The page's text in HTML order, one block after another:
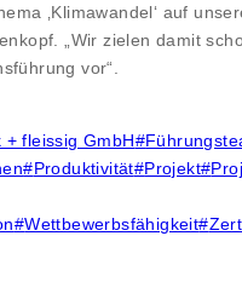
‚Klimawandel‘ auf
„Wir zielen damit
vor“.
+ fleissig GmbH#
#Produktivität#Projekt#
#Wettbewerbsfähigkeit#